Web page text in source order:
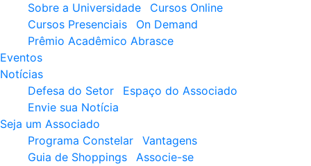
Sobre a Universidade
Cursos Online
Cursos Presenciais
On Demand
Prêmio Acadêmico Abrasce
Eventos
Notícias
Defesa do Setor
Espaço do Associado
Envie sua Notícia
Seja um Associado
Programa Constelar
Vantagens
Guia de Shoppings
Associe-se